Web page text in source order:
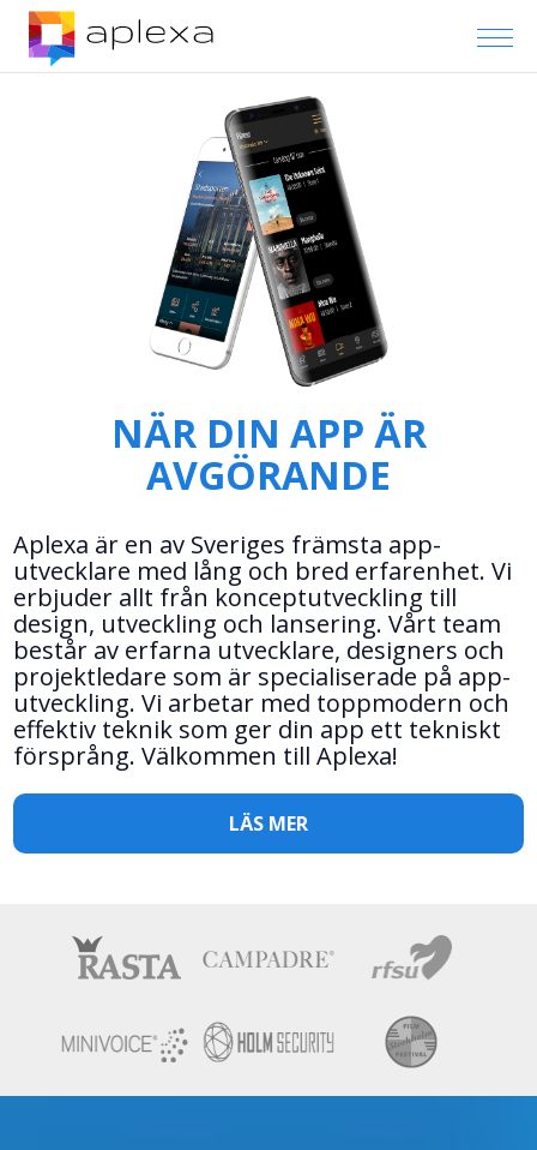
NÄR DIN APP ÄR
AVGÖRANDE
Aplexa är en av Sveriges främsta app-
utvecklare med lång och bred erfarenhet. Vi
erbjuder allt från konceptutveckling till
design, utveckling och lansering. Vårt team
består av erfarna utvecklare, designers och
projektledare som är specialiserade på app-
utveckling. Vi arbetar med toppmodern och
effektiv teknik som ger din app ett tekniskt
försprång. Välkommen till Aplexa!
LÄS MER